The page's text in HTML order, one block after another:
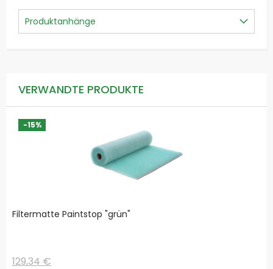
Produktanhänge
VERWANDTE PRODUKTE
-15%
Filtermatte Paintstop "grün"
129,34 €